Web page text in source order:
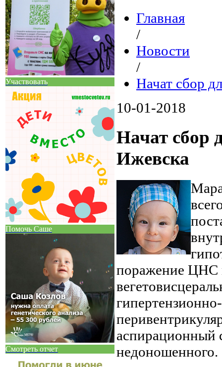
Участвовать
Помочь Саше
Смотреть отчет
Главная
/
Новости
/
Начат сбор
10-01-2018
Начат сбор
Ижевска
поражение ЦНС
недоношенного.